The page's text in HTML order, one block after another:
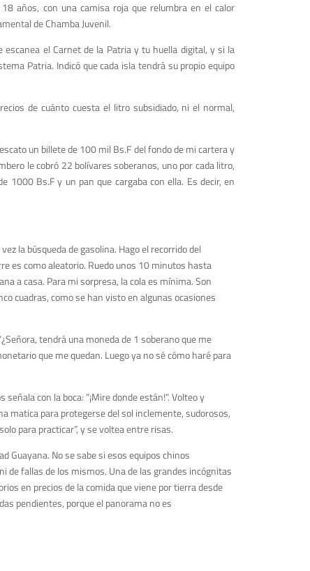
años, con una camisa roja que relumbra en el calor
de Chamba Juvenil.
escanea el Carnet de la Patriay tu huella digital, y si la
Patria. Indicó que cada isla tendrá su propio equipo
de cuánto cuesta el litro subsidiado, ni el normal,
un billete de 100mil Bs.Fdel fondo de mi cartera y
le cobró 22 bolívares soberanos, uno por cada litro,
1000 Bs.Fy un pan que cargaba con ella. Es decir,en
la búsqueda de gasolina. Hago el recorrido del
es como aleatorio. Ruedo unos 10 minutos hasta
a casa. Para mi sorpresa, la cola es mínima.Son
cuadras, como se han visto en algunas ocasiones
,tendrá una moneda de 1 soberanoque me
que me quedan. Luego ya no sé cómo haré para
con la boca: “¡Mire donde están!”. Volteo y
matica para protegerse del sol inclemente,sudorosos,
para practicar”, y se voltea entre risas.
Guayana. No se sabe si esos equipos chinos
de fallas de los mismos. Una de las grandes incógnitas
en precios de la comida que viene por tierra desde
pendientes, porque el panorama no es